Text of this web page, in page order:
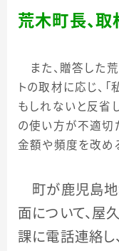
荒木町長、取
また、贈答した
トの取材に応じ、
もしれないと反省
の使い方が不適切
金額や頻度を改め
町が鹿児島
面について、屋
課に電話連絡し